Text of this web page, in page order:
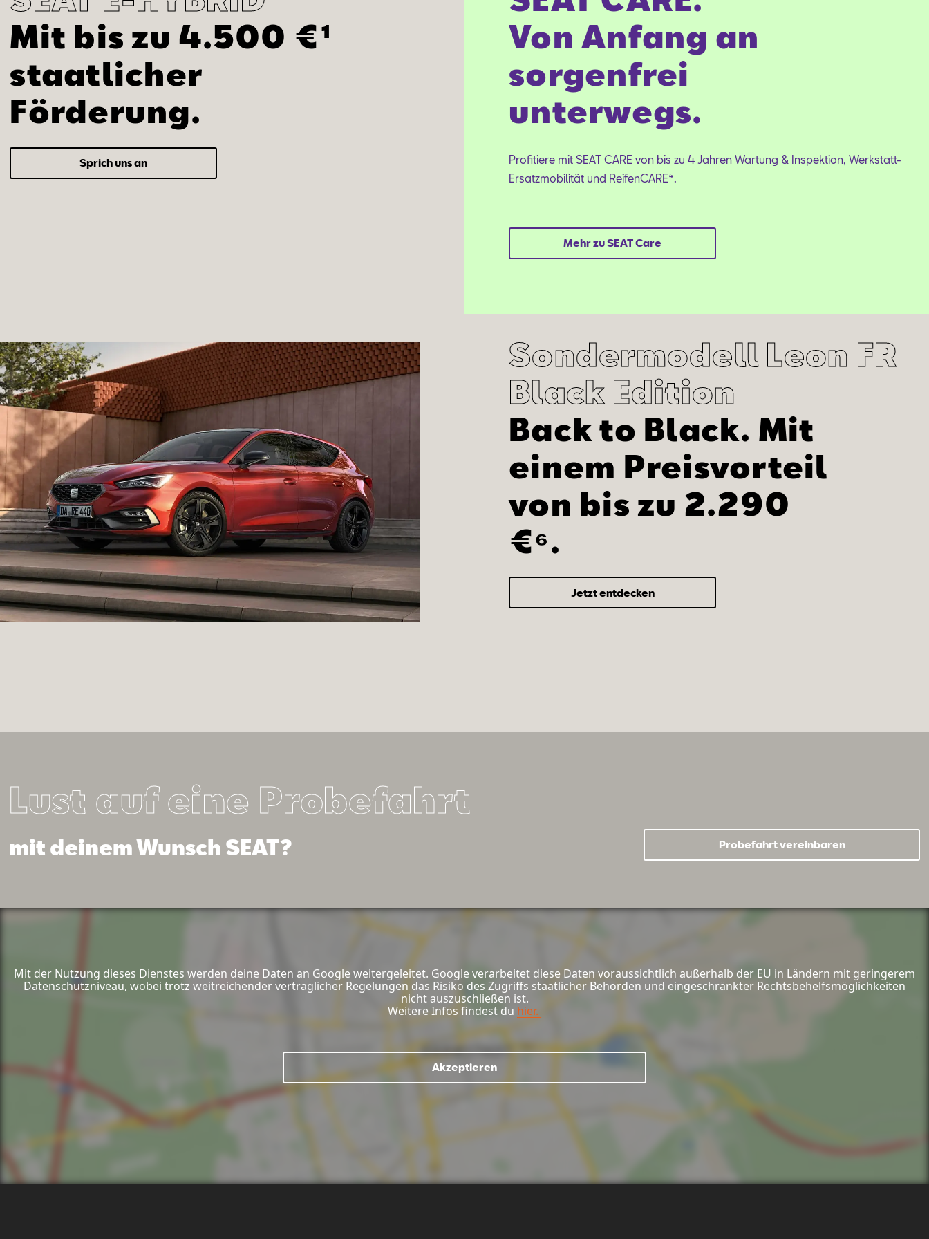
Mit bis zu 4.500 €¹
staatlicher
Förderung.
Sprich uns an
Von Anfang an
sorgenfrei
unterwegs.
Profitiere mit SEAT CARE von bis zu 4 Jahren Wartung & Inspektion, Werkstatt-
Ersatzmobilität und ReifenCARE⁴.
Mehr zu SEAT Care
Sondermodell Leon FR
Black Edition
Back to Black. Mit
einem Preisvorteil
von bis zu 2.290
€⁶.
Jetzt entdecken
Lust auf eine Probefahrt
mit deinem Wunsch SEAT? Probefahrt vereinbaren
Mit der Nutzung dieses Dienstes werden deine Daten an Google weitergeleitet. Google verarbeitet diese Daten voraussichtlich außerhalb der EU in Ländern mit geringerem
Datenschutzniveau, wobei trotz weitreichender vertraglicher Regelungen das Risiko des Zugriffs staatlicher Behörden und eingeschränkter Rechtsbehelfsmöglichkeiten
nicht auszuschließen ist.
Weitere Infos findest du hier.
Akzeptieren